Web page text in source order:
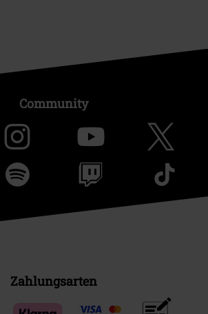
Community
Zahlungsarten